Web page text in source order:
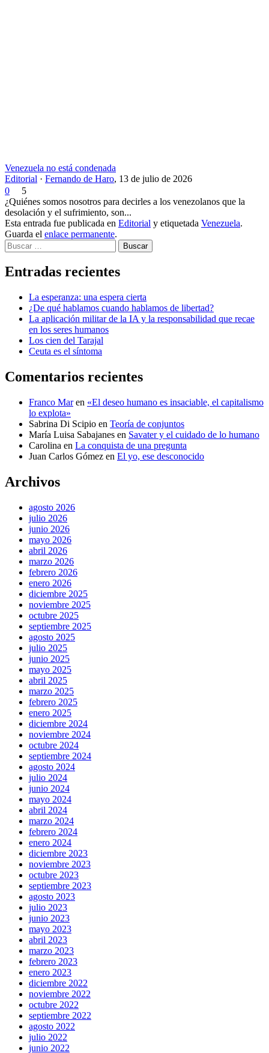
Venezuela no está condenada
Editorial · Fernando de Haro, 13 de julio de 2026
0
5
¿Quiénes somos nosotros para decirles a los venezolanos que la
desolación y el sufrimiento, son...
Esta entrada fue publicada en Editorial y etiquetada Venezuela.
Guarda el enlace permanente.
Buscar
Entradas recientes
La esperanza: una espera cierta
¿De qué hablamos cuando hablamos de libertad?
La aplicación militar de la IA y la responsabilidad que recae
en los seres humanos
Los cien del Tarajal
Ceuta es el síntoma
Comentarios recientes
Franco Maren «El deseo humano es insaciable, el capitalismo
lo explota»
Sabrina Di Scipio en Teoría de conjuntos
María Luisa Sabajanes en Savater y el cuidado de lo humano
Carolina en La conquista de una pregunta
Juan Carlos Gómez en El yo, ese desconocido
Archivos
agosto 2026
julio 2026
junio 2026
mayo 2026
abril 2026
marzo 2026
febrero 2026
enero 2026
diciembre 2025
noviembre 2025
octubre 2025
septiembre 2025
agosto 2025
julio 2025
junio 2025
mayo 2025
abril 2025
marzo 2025
febrero 2025
enero 2025
diciembre 2024
noviembre 2024
octubre 2024
septiembre 2024
agosto 2024
julio 2024
junio 2024
mayo 2024
abril 2024
marzo 2024
febrero 2024
enero 2024
diciembre 2023
noviembre 2023
octubre 2023
septiembre 2023
agosto 2023
julio 2023
junio 2023
mayo 2023
abril 2023
marzo 2023
febrero 2023
enero 2023
diciembre 2022
noviembre 2022
octubre 2022
septiembre 2022
agosto 2022
julio 2022
junio 2022